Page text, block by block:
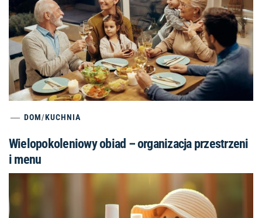
DOM/KUCHNIA
Wielopokoleniowy obiad – organizacja przestrzeni
i menu